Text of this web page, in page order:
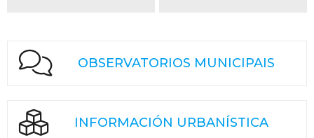
OBSERVATORIOS MUNICIPAIS
INFORMACIÓN URBANÍSTICA